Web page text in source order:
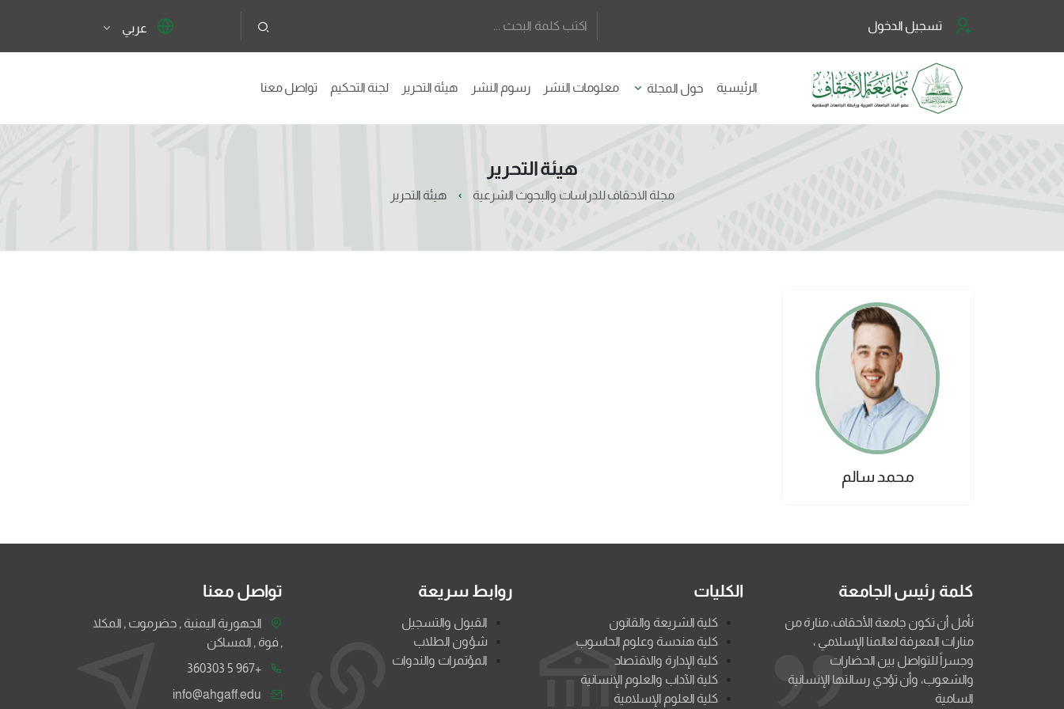
تسجيل الدخول عربي
الرئيسية حول المجلة معلومات النشر رسوم النشر هيئة التحرير لجنة التحكيم تواصل معنا
هيئة التحرير
مجلة الاحقاف للدراسات والبحوث الشرعية هيئة التحرير
محمد سالم
كلمة رئيس الجامعة
نأمل أن تكون جامعة الأحقاف، منارة من
منارات المعرفة لعالمنا الإسلامي ،
وجسراً للتواصل بين الحضارات
والشعوب، وأن تؤدي رسالتها الإنسانية
السامية
الكليات
كلية الشريعة والقانون
كلية هندسة وعلوم الحاسوب
كلية الإدارة والاقتصاد
كلية الآداب والعلوم الإنسانية
كلية العلوم الإسلامية
روابط سريعة
القبول والتسجيل
شؤون الطلاب
المؤتمرات والندوات
تواصل معنا
الجهورية اليمنية , حضرموت , المكلا
, فوة , المساكن
+967 5 360303
info@ahgaff.edu